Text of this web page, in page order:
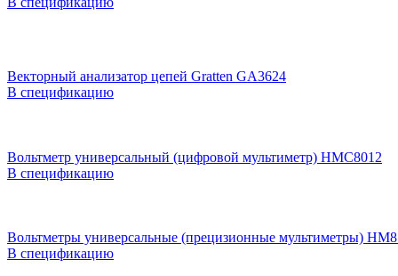
Векторный анализатор цепей Gratten GA3624
В спецификацию
Вольтметр универсальный (цифровой мультиметр) HMC8012
В спецификацию
Вольтметры универсальные (прецизионные мультиметры)
В спецификацию